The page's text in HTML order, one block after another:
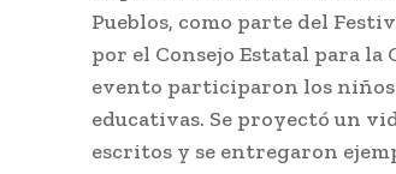
Pueblos, como parte del
por el Consejo Estatal para la
evento participaron los niños
educativas. Se proyectó un
escritos y se entregaron